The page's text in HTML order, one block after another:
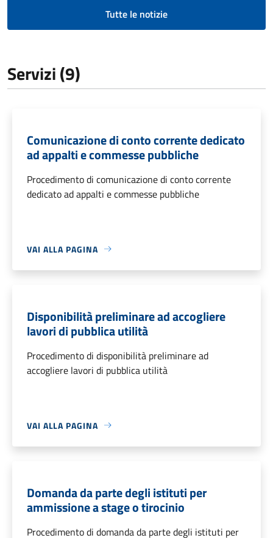
Tutte le notizie
Servizi (9)
Comunicazione di conto corrente dedicato
ad appalti e commesse pubbliche
Procedimento di comunicazione di conto corrente
dedicato ad appalti e commesse pubbliche
VAI ALLA PAGINA
Disponibilità preliminare ad accogliere
lavori di pubblica utilità
Procedimento di disponibilità preliminare ad
accogliere lavori di pubblica utilità
VAI ALLA PAGINA
Domanda da parte degli istituti per
ammissione a stage o tirocinio
Procedimento di domanda da parte degli istituti per